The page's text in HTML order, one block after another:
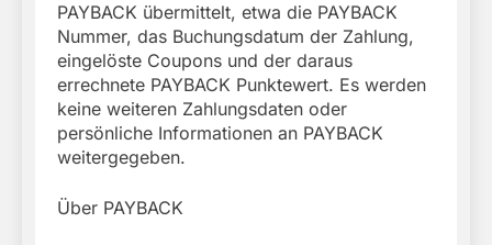
PAYBACK übermittelt, etwa die PAYBACK
Nummer, das Buchungsdatum der Zahlung,
eingelöste Coupons und der daraus
errechnete PAYBACK Punktewert. Es werden
keine weiteren Zahlungsdaten oder
persönliche Informationen an PAYBACK
weitergegeben.
Über PAYBACK